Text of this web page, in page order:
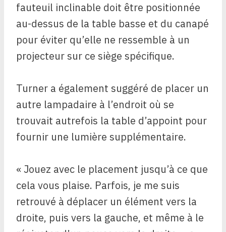
fauteuil inclinable doit être positionnée
au-dessus de la table basse et du canapé
pour éviter qu’elle ne ressemble à un
projecteur sur ce siège spécifique.
Turner a également suggéré de placer un
autre lampadaire à l’endroit où se
trouvait autrefois la table d’appoint pour
fournir une lumière supplémentaire.
« Jouez avec le placement jusqu’à ce que
cela vous plaise. Parfois, je me suis
retrouvé à déplacer un élément vers la
droite, puis vers la gauche, et même à le